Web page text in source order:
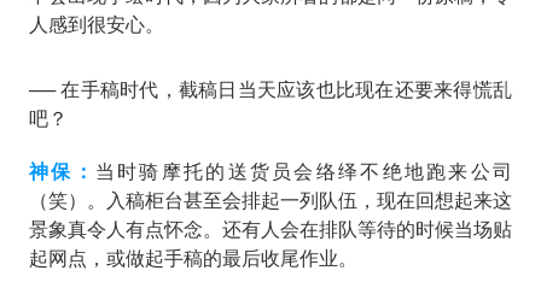
人感到很安心。
── 在手稿时代，截稿日当天应该也比现在还要来得慌乱
吧？
神保： 当时骑摩托的送货员会络绎不绝地跑来公司
（笑）。入稿柜台甚至会排起一列队伍，现在回想起来这
景象真令人有点怀念。还有人会在排队等待的时候当场贴
起网点，或做起手稿的最后收尾作业。